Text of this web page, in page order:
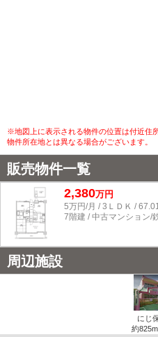
※地図上に表示される物件の位置は付近住
物件所在地とは異なる場合がございます。
販売物件一覧
2,380万円
5万円/月 / 3ＬＤＫ /
7階建 / 中古マンション/
周辺施設
にじ
約